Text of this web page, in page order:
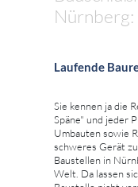
Nürnberg:
Laufende
Sie kennen ja die
Späne" und jeder
Umbauten sowie
schweres Gerät
Baustellen in
Welt. Da lassen